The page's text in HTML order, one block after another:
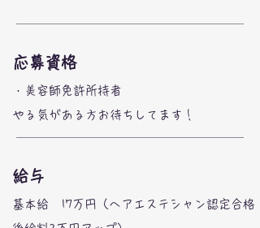
応募資格
・美容師免許所持者
​やる気がある方お待ちしてます！
​給与
基本給 17万円（ヘアエステシャン認定合格